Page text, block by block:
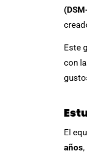
Este
con
El
años